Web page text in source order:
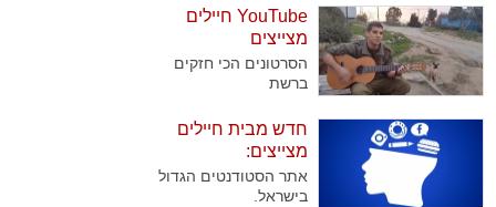
ומעטים המלש"בים
שמצליחים לעבור אותם.
YouTube חיילים
מצייצים
הסרטונים הכי חזקים
ברשת
חדש מבית חיילים
מצייצים:
אתר הסטודנטים הגדול
בישראל.